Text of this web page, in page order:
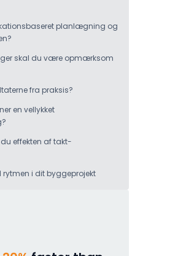
planlægning og
skal du være opmærksom
fra praksis?
en vellykket
effekten af takt-
rytmen i dit byggeprojekt